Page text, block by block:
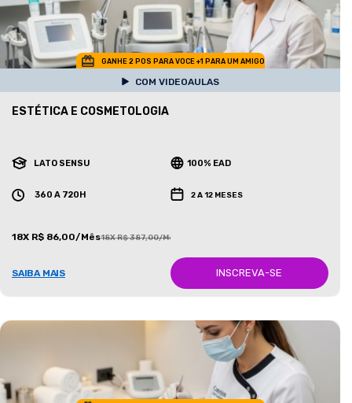
GANHE 2 POS PARA VOCE +1 PARA UM AMIGO
COM VIDEOAULAS
ESTÉTICA E COSMETOLOGIA
LATO SENSU 100% EAD
360 A 720H 2 A 12 MESES
18X R$ 86,00/Mês18X R$ 387,00/Mês
SAIBA MAIS INSCREVA-SE